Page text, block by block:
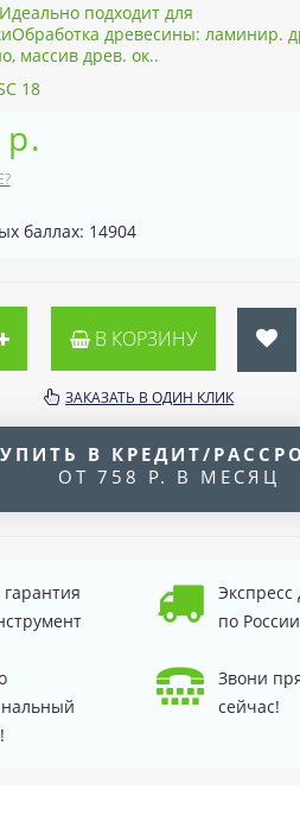
подходит для
древесины: ламинир.
массив древ. ок..
18
баллах: 14904
В КОРЗИНУ
ЗАКАЗАТЬ В ОДИН КЛИК
В КРЕДИТ/
ОТ 758 Р. В МЕСЯЦ
гарантия
Экспресс
по России
Звони
сейчас!